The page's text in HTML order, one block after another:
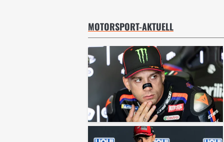
MOTORSPORT-AKTUELL